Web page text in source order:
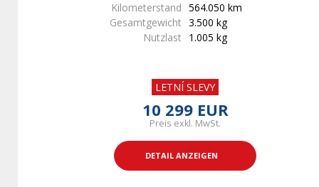
Kilometerstand 564.050 km
Gesamtgewicht 3.500 kg
Nutzlast
1.005 kg
LETNÍ SLEVY
10 299 EUR
Preis exkl. MwSt.
DETAIL ANZEIGEN